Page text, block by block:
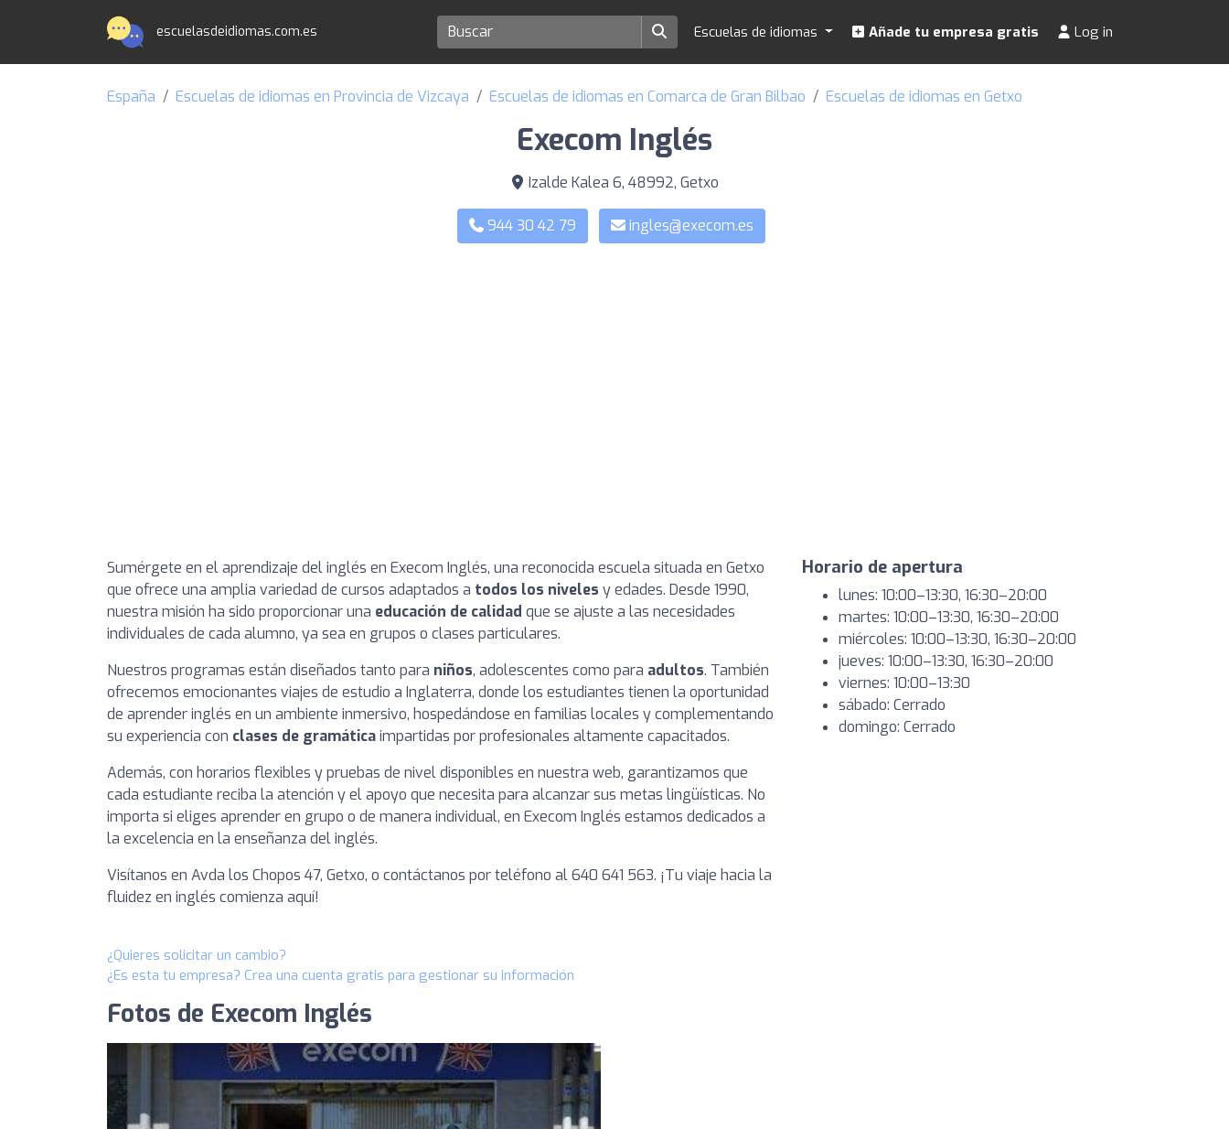
escuelasdeidiomas.com.es Escuelas de idiomas Añade tu empresa gratis Log in
España Escuelas de idiomas en Provincia de Vizcaya Escuelas de idiomas en Comarca de Gran Bilbao Escuelas de idiomas en Getxo
Execom Inglés
Izalde Kalea 6, 48992, Getxo
944 30 42 79 ingles@execom.es
Sumérgete en el aprendizaje del inglés en Execom Inglés, una reconocida escuela situada en Getxo
que ofrece una amplia variedad de cursos adaptados a todos los niveles y edades. Desde 1990,
nuestra misión ha sido proporcionar una educación de calidad que se ajuste a las necesidades
individuales de cada alumno, ya sea en grupos o clases particulares.
Nuestros programas están diseñados tanto para niños, adolescentes como para adultos. También
ofrecemos emocionantes viajes de estudio a Inglaterra, donde los estudiantes tienen la oportunidad
de aprender inglés en un ambiente inmersivo, hospedándose en familias locales y complementando
su experiencia con clases de gramáticaimpartidas por profesionales altamente capacitados.
Además, con horarios flexibles y pruebas de nivel disponibles en nuestra web, garantizamos que
cada estudiante reciba la atención y el apoyo que necesita para alcanzar sus metas lingüísticas. No
importa si eliges aprender en grupo o de manera individual, en Execom Inglés estamos dedicados a
la excelencia en la enseñanza del inglés.
Visítanos en Avda los Chopos 47, Getxo, o contáctanos por teléfono al 640 641 563. ¡Tu viaje hacia la
fluidez en inglés comienza aquí!
Horario de apertura
lunes: 10:00–13:30, 16:30–20:00
martes: 10:00–13:30, 16:30–20:00
miércoles: 10:00–13:30, 16:30–20:00
jueves: 10:00–13:30, 16:30–20:00
viernes: 10:00–13:30
sábado: Cerrado
domingo: Cerrado
¿Quieres solicitar un cambio?
¿Es esta tu empresa? Crea una cuenta gratis para gestionar su información
Fotos de Execom Inglés